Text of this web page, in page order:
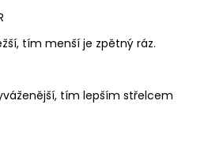
tím menší je zpětný ráz.
tím lepším střelcem